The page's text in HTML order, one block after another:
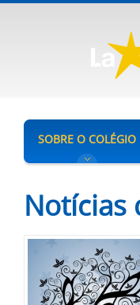
SOBRE O COLÉGIO
Notícias